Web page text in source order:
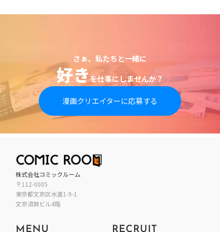
さぁ、私たちと一緒に
好きを仕事にしませんか？
漫画クリエイターに応募する
株式会社コミックルーム
〒112-0005
東京都文京区水道1-9-1
文京須賀ビル4階
MENU RECRUIT